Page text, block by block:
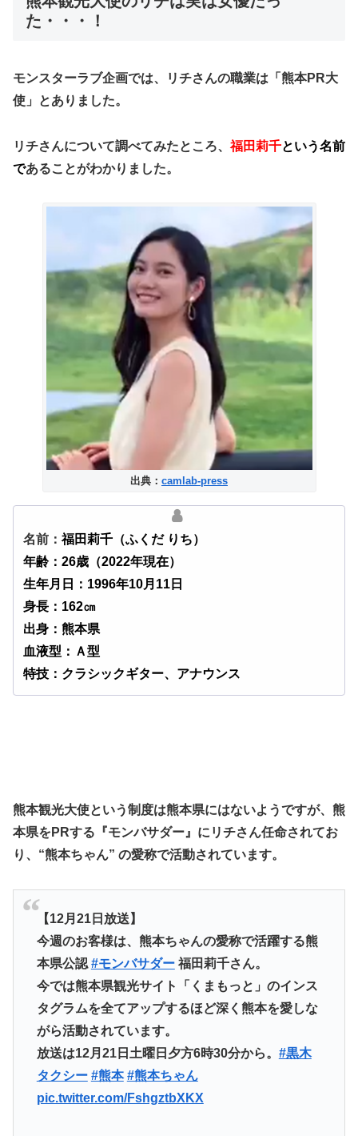
た・・・！
モンスターラブ企画では、リチさんの職業は 「熊本PR大
使」
とありました。
リチさんについて調べてみたところ、福田 莉千という名前
であることがわかりました。
出典： camlab-press
名前：福田 莉千（ふくだ りち）
年齢：26歳（2022年現在）
生年月日：1996年10月11日
身長：162㎝
出身：熊本県
血液型：Ａ型
特技：クラシックギター、アナウンス
熊本観光大使という制度は熊本県にはないようですが、熊
本県をPRする『モンバサダー』にリチさん任命されてお
り、 “熊本ちゃん” の愛称で活動されています。
【12月21日放送】
今週のお客様は、熊本ちゃんの愛称で活躍する熊
本県公認 #モンバサダー福田莉千さん。
今では熊本県観光サイト「くまもっと」のインス
タグラムを全てアップするほど深く熊本を愛しな
がら活動されています。
放送は12月21日土曜日夕方6時30分から。 #黒木
タクシー #熊本 #熊本ちゃん
pic.twitter.com/FshgztbXKX